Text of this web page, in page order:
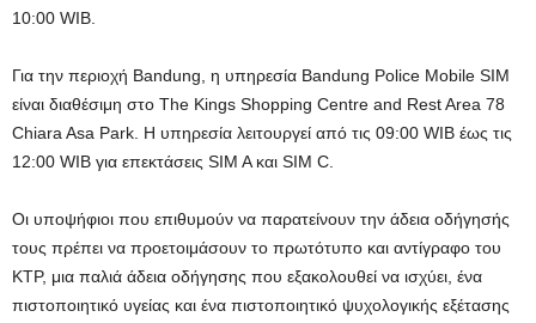
10:00 WIB.
Για την περιοχή Bandung, η υπηρεσία Bandung Police Mobile SIM
είναι διαθέσιμη στο The Kings Shopping Centre and Rest Area 78
Chiara Asa Park. Η υπηρεσία λειτουργεί από τις 09:00 WIB έως τις
12:00 WIB για επεκτάσεις SIM A και SIM C.
Οι υποψήφιοι που επιθυμούν να παρατείνουν την άδεια οδήγησής
τους πρέπει να προετοιμάσουν το πρωτότυπο και αντίγραφο του
KTP, μια παλιά άδεια οδήγησης που εξακολουθεί να ισχύει, ένα
πιστοποιητικό υγείας και ένα πιστοποιητικό ψυχολογικής εξέτασης